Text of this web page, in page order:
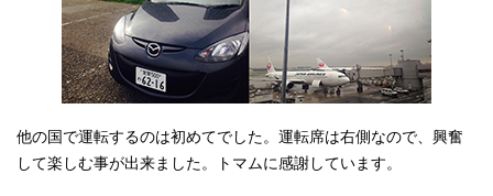
他の国で運転するのは初めてでした。運転席は右側なので、興奮
して楽しむ事が出来ました。トマムに感謝しています。